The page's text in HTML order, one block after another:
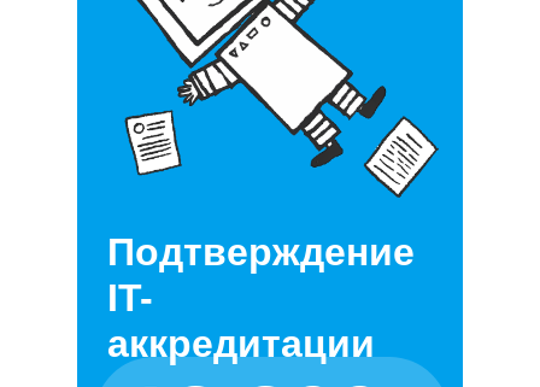
Подтверждение
IT-
аккредитации